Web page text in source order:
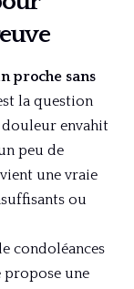
proche sans
la question
envahit
peu de
une vraie
ou
condoléances
propose une